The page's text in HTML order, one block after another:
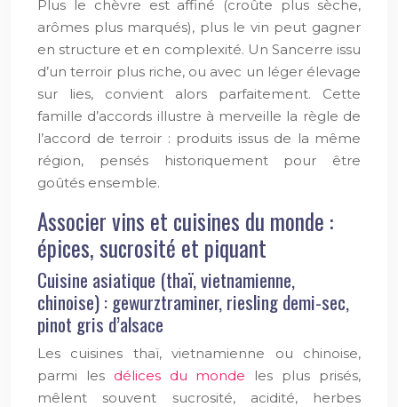
Plus le chèvre est affiné (croûte plus sèche,
arômes plus marqués), plus le vin peut gagner
en structure et en complexité. Un Sancerre issu
d’un terroir plus riche, ou avec un léger élevage
sur lies, convient alors parfaitement. Cette
famille d’accords illustre à merveille la règle de
l’accord de terroir : produits issus de la même
région, pensés historiquement pour être
goûtés ensemble.
Associer vins et cuisines du monde :
épices, sucrosité et piquant
Cuisine asiatique (thaï, vietnamienne,
chinoise) : gewurztraminer, riesling demi-sec,
pinot gris d’alsace
Les cuisines thaï, vietnamienne ou chinoise,
parmi les délices du monde les plus prisés,
mêlent souvent sucrosité, acidité, herbes